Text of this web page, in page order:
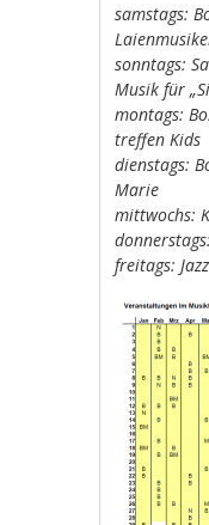
samstags:
sonntags:
Musik für
montags:
treffen Kids
dienstags:
Marie
mittwochs:
freitags: